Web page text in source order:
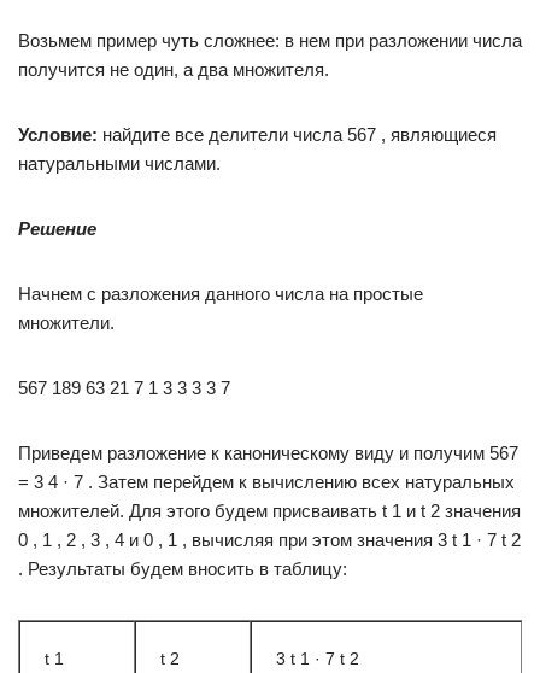
Возьмем пример чуть сложнее: в нем при разложении числа
получится не один, а два множителя.
Условие: найдите все делители числа 567 , являющиеся
натуральными числами.
Решение
Начнем с разложения данного числа на простые
множители.
567 189 63 21 7 1 3 3 3 3 7
Приведем разложение к каноническому виду и получим 567
= 3 4 · 7 . Затем перейдем к вычислению всех натуральных
множителей. Для этого будем присваивать t 1 и t 2 значения
0 , 1 , 2 , 3 , 4 и 0 , 1 , вычисляя при этом значения 3 t 1 · 7 t 2
. Результаты будем вносить в таблицу:
t 1 t 2 3 t 1 · 7 t 2